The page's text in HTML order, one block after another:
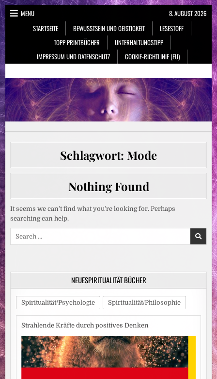
Skip
to
content
MENU
STARTSEITE
BEWUSSTSEIN UND GEISTIGKEIT
LESESTOFF
TOPP PRINTBÜCHER
UNTERHALTUNGSTIPP
IMPRESSUM UND DATENSCHUTZ
COOKIE-RICHTLINIE (EU)
8. AUGUST 2026
NeueSpiritualität.de
Schlagwort: Mode
Nothing Found
It seems we can’t find what you’re looking for. Perhaps
searching can help.
NEUESPIRITUALITÄT BÜCHER
Spiritualität/Psychologie Spiritualität/Philosophie
Strahlende Kräfte durch positives Denken